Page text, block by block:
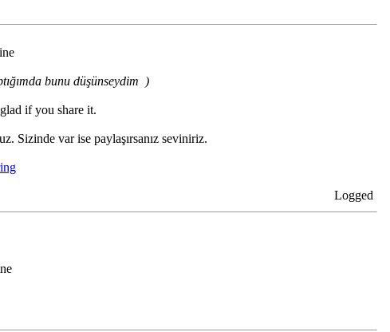
bunu düşünseydim )
if you share it.
Sizinde var ise paylaşırsanız seviniriz.
Logged